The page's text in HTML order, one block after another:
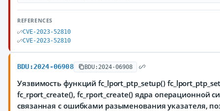
REFERENCES
CVE-2023-52810
CVE-2023-52810
BDU:2024-06908 BDU:2024-06908
Уязвимость функций fc_lport_ptp_setup()
fc_rport_create(), fc_rport_create() ядра операционной
связанная с ошибками разыменования указателя,